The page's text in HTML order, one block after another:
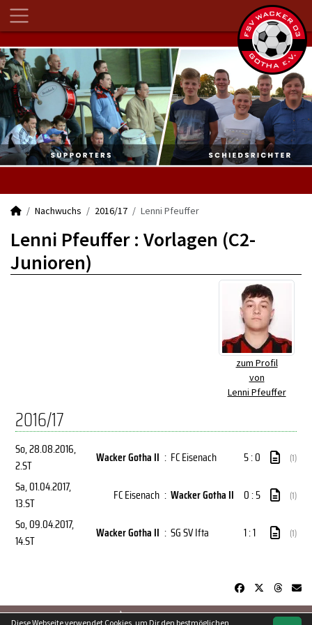
Nachwuchs 2016/17 Lenni Pfeuffer
Lenni Pfeuffer : Vorlagen (C2-
Junioren)
zum Profil
von
Lenni Pfeuffer
2016/17
So, 28.08.2016,
2.ST
Wacker Gotha II : FC Eisenach 5 : 0 (1)
Sa, 01.04.2017,
13.ST
FC Eisenach : Wacker Gotha II 0 : 5 (1)
So, 09.04.2017,
14.ST
Wacker Gotha II : SG SV Ifta 1 : 1 (1)
soccero.de
Diese Webseite verwendet Cookies, um Dir den bestmöglichen